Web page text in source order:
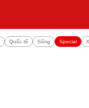
Quốc tế Sống Special